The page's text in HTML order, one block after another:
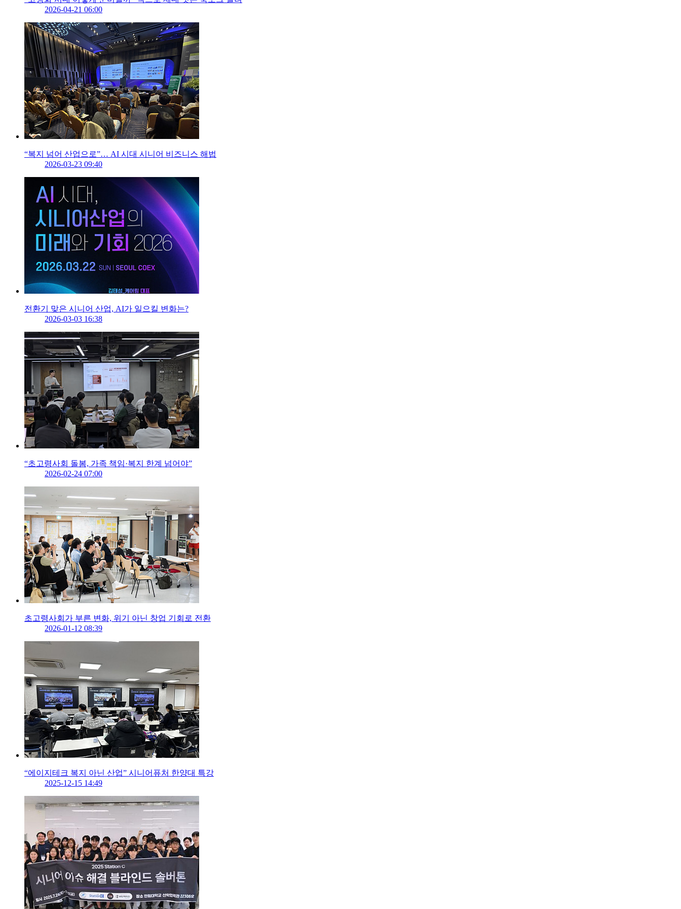
2026-04-21 06:00
“복지 넘어 산업으로”… AI 시대 시니어 비즈니스 해법
2026-03-23 09:40
전환기 맞은 시니어 산업, AI가 일으킬 변화는?
2026-03-03 16:38
“초고령사회 돌봄, 가족 책임·복지 한계 넘어야”
2026-02-24 07:00
초고령사회가 부른 변화, 위기 아닌 창업 기회로 전환
2026-01-12 08:39
“에이지테크 복지 아닌 산업” 시니어퓨처 한양대 특강
2025-12-15 14:49